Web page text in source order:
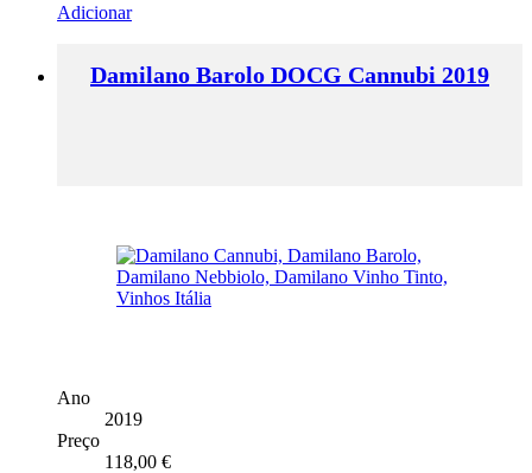
Adicionar
Damilano Barolo DOCG Cannubi 2019
Ano
2019
Preço
118,00 €